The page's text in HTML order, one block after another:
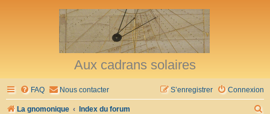
Aux cadrans solaires
FAQ Nous contacter Connexion
S’enregistrer
La gnomonique Index du forum